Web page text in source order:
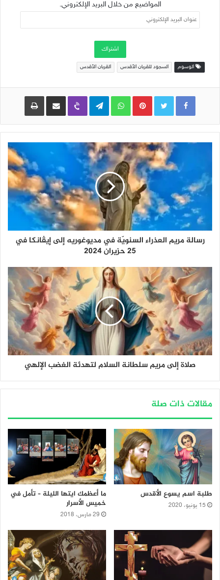
المواضيع من خلال البريد الإلكتروني.
عنوان
البريد
اشتراك
الوسوم السجود للقربان الأقدس القربان الأقدس
Pinterest
WhatsApp
Telegram
Viber مشاركة عبر البريد طباعة
رسالة مريم العذراء السنويّة في مديوغوريه إلى إيڤانكا في
25 حزيران 2024
صلاة إلى مريم سلطانة السلام لتهدئة الغضب الإلهي
مقالات ذات صلة
طلبة اسم يسوع الأقدس
15 يونيو، 2020
ما أعظمك ايتها الليلة – تأمل في
خميس الأسرار
29 مارس، 2018